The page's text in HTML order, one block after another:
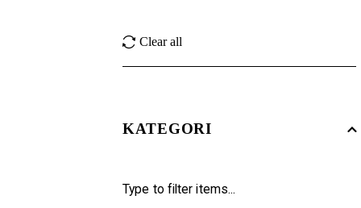
Clear all
KATEGORI